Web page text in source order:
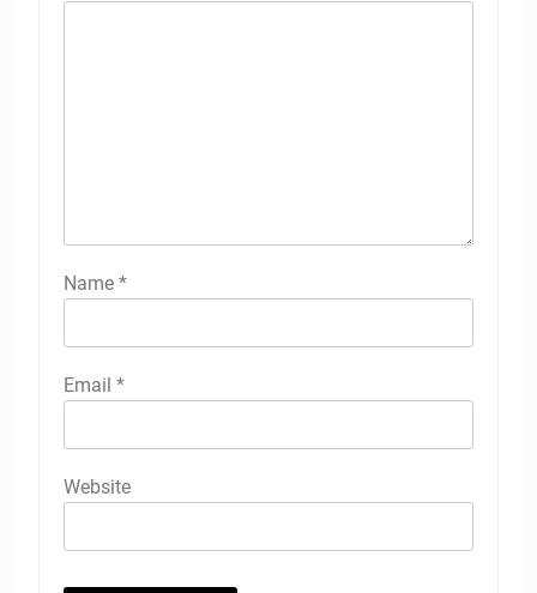
Name *
Email *
Website